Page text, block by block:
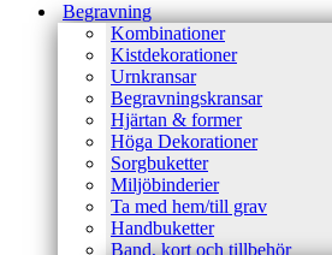
Begravning
Kombinationer
Kistdekorationer
Urnkransar
Begravningskransar
Hjärtan & former
Höga Dekorationer
Sorgbuketter
Miljöbinderier
Ta med hem/till grav
Handbuketter
Band, kort och tillbehör